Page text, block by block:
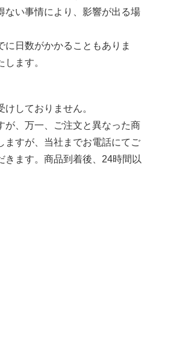
い事情により、影響が出る場
日数がかかることもありま
ます。
しておりません。
が、万一、ご注文と異なった商
ますが、当社までお電話にてご
ます。商品到着後、24時間以